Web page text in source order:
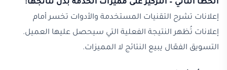
الخطأ الثاني – التركيز على مميزات الخدمة بدل نتائجها:
إعلانات تشرح التقنيات المستخدمة والأدوات تخسر أمام
إعلانات تُظهر النتيجة الفعلية التي سيحصل عليها العميل.
التسويق الفعّال يبيع النتائج لا المميزات.